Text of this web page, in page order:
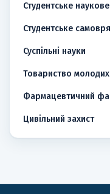
Студентське
Студентське
Суспільні науки
Товариство
Фармацевтичний
Цивільний захист